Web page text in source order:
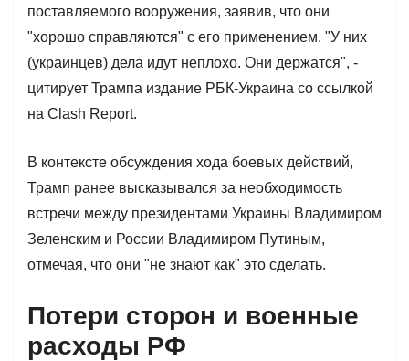
поставляемого вооружения, заявив, что они
"хорошо справляются" с его применением. "У них
(украинцев) дела идут неплохо. Они держатся", -
цитирует Трампа издание РБК-Украина со ссылкой
на Clash Report.
В контексте обсуждения хода боевых действий,
Трамп ранее высказывался за необходимость
встречи между президентами Украины Владимиром
Зеленским и России Владимиром Путиным,
отмечая, что они "не знают как" это сделать.
Потери сторон и военные
расходы РФ